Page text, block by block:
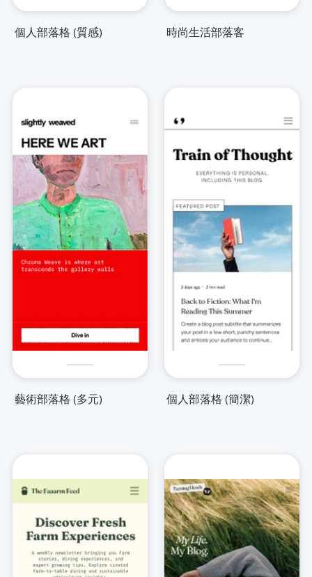
個人部落格 (質感) 時尚生活部落客
藝術部落格 (多元) 個人部落格 (簡潔)